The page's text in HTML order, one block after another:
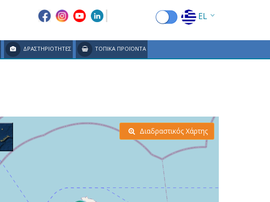
EL
EN
FR
ES
RU
ΔΡΑΣΤΗΡΙΟΤΗΤΕΣ ΤΟΠΙΚΑ ΠΡΟΪΟΝΤΑ
Διαδραστικός Χάρτης